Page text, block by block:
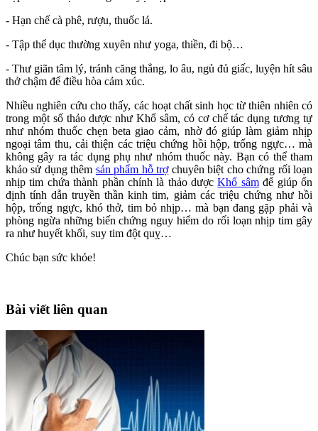
- Hạn chế cà phê, rượu, thuốc lá.
- Tập thể dục thường xuyên như yoga, thiền, đi bộ…
- Thư giãn tâm lý, tránh căng thẳng, lo âu, ngủ đủ giấc, luyện hít sâu
thở chậm để điều hòa cảm xúc.
Nhiều nghiên cứu cho thấy, các hoạt chất sinh học từ thiên nhiên có
trong một số thảo dược như Khổ sâm, có cơ chế tác dụng tương tự
như nhóm thuốc chẹn beta giao cảm, nhờ đó giúp làm giảm nhịp
ngoại tâm thu, cải thiện các triệu chứng hồi hộp, trống ngực… mà
không gây ra tác dụng phụ như nhóm thuốc này. Bạn có thể tham
khảo sử dụng thêm sản phẩm hỗ trợchuyên biệt cho chứng rối loạn
nhịp tim chứa thành phần chính là thảo dượcKhổ sâmđể giúp ổn
định tính dẫn truyền thần kinh tim, giảm các triệu chứng như hồi
hộp, trống ngực, khó thở, tim bỏ nhịp… mà bạn đang gặp phải và
phòng ngừa những biến chứng nguy hiểm do rối loạn nhịp tim gây
ra như huyết khối, suy tim đột quỵ…
Chúc bạn sức khỏe!
Bài viết liên quan